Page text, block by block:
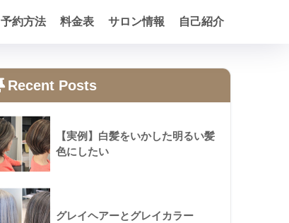
予約方法 料金表 サロン情報 自己紹介
Recent Posts
【実例】白髪をいかした明るい髪
色にしたい
グレイヘアーとグレイカラー